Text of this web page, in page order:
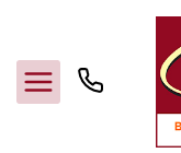
Vente immeuble Laille
Accueil